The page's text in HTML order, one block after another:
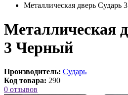
Металлическая дверь Сударь
Металлическая
3 Черный
Производитель: Сударь
Код товара: 290
0 отзывов